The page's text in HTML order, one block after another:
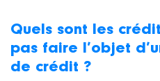
Quels sont les
pas faire l’objet
de crédit ?